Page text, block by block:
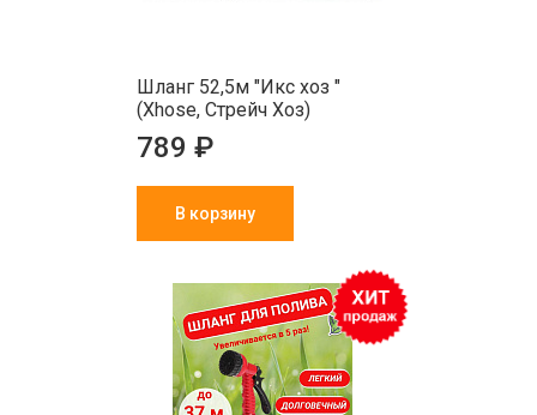
Шланг 52,5м "Икс хоз "
(Xhose, Стрейч Хоз)
789 ₽
В корзину